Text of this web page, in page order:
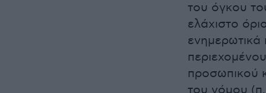
του όγκου
ελάχιστο
προσωπικού
του νόμου